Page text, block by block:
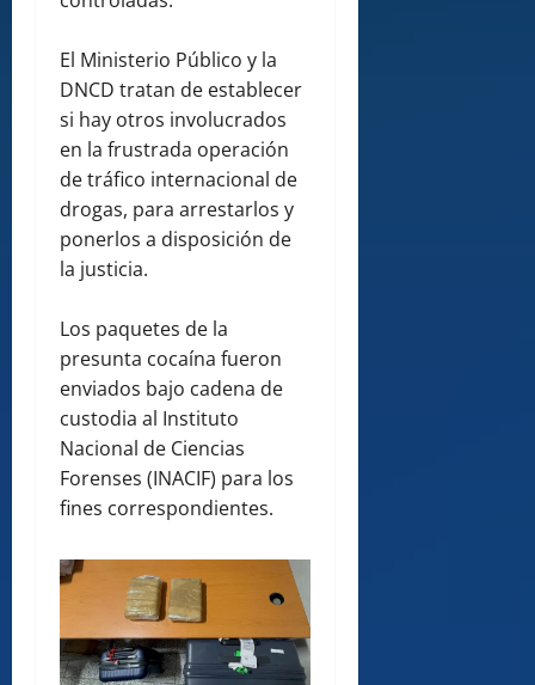
El Ministerio Público y la
DNCD tratan de establecer
si hay otros involucrados
en la frustrada operación
de tráfico internacional de
drogas, para arrestarlos y
ponerlos a disposición de
la justicia.
Los paquetes de la
presunta cocaína fueron
enviados bajo cadena de
custodia al Instituto
Nacional de Ciencias
Forenses (INACIF) para los
fines correspondientes.